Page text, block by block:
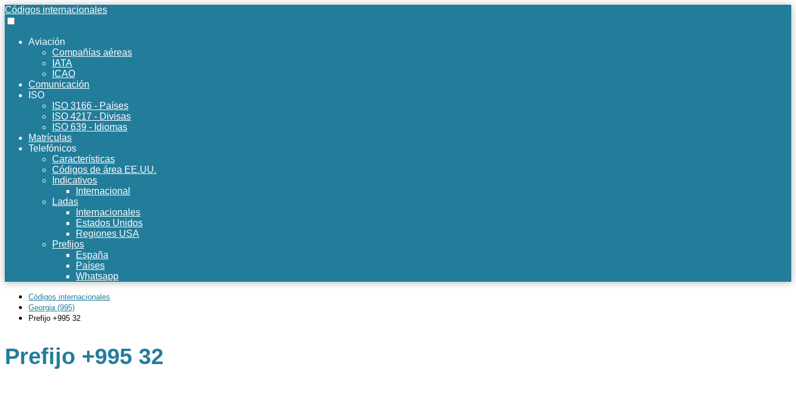
Códigos internacionales
Aviación
Compañías aéreas
IATA
ICAO
Comunicación
ISO
ISO 3166 - Países
ISO 4217 - Divisas
ISO 639 - Idiomas
Matrículas
Telefónicos
Características
Códigos de área EE.UU.
Indicativos
Internacional
Ladas
Internacionales
Estados Unidos
Regiones USA
Prefijos
España
Países
Whatsapp
Códigos internacionales
Georgia (995)
Prefijo +995 32
Prefijo +995 32